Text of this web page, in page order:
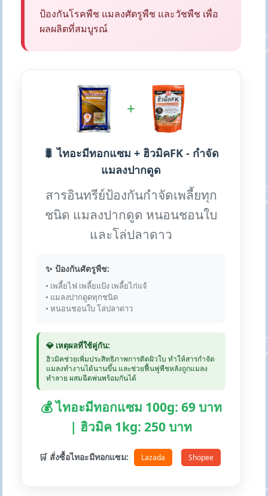
ป้องกันโรคพืช แมลงศัตรูพืช และวัชพืช เพื่อ
ผลผลิตที่สมบูรณ์
+
🐛 ไทอะมีทอกแซม + ฮิวมิคFK - กำจัด
แมลงปากดูด
สารอินทรีย์ป้องกันกำจัดเพลี้ยทุก
ชนิด แมลงปากดูด หนอนชอนใบ
และโล่ปลาดาว
✨ ป้องกันศัตรูพืช:
• เพลี้ยไฟ เพลี้ยแป้ง เพลี้ยไก่แจ้
• แมลงปากดูดทุกชนิด
• หนอนชอนใบ โล่ปลาดาว
💎 เหตุผลที่ใช้คู่กัน:
ฮิวมิคช่วยเพิ่มประสิทธิภาพการติดผิวใบ ทำให้สารกำจัด
แมลงทำงานได้นานขึ้น และช่วยฟื้นฟูพืชหลังถูกแมลง
ทำลาย ผสมฉีดพ่นพร้อมกันได้
💰 ไทอะมีทอกแซม 100g: 69 บาท
| ฮิวมิค 1kg: 250 บาท
🛒 สั่งซื้อไทอะมีทอกแซม: Lazada Shopee